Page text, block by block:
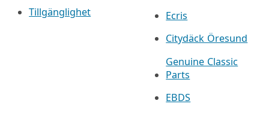
Tillgänglighet
Ecris
Citydäck Öresund
Genuine Classic
Parts
EBDS